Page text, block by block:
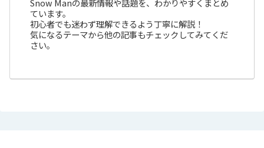
ています。
初心者でも迷わず理解できるよう丁寧に解説！
気になるテーマから他の記事もチェックしてみてくだ
さい。